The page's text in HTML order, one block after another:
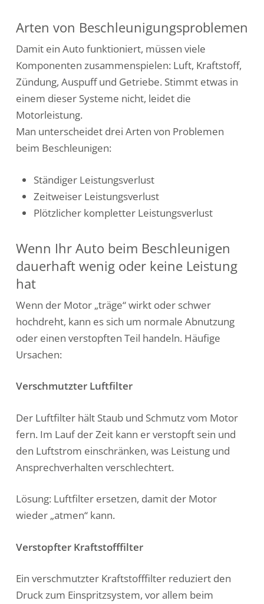
Arten von Beschleunigungsproblemen
Damit ein Auto funktioniert, müssen viele
Komponenten zusammenspielen: Luft, Kraftstoff,
Zündung, Auspuff und Getriebe. Stimmt etwas in
einem dieser Systeme nicht, leidet die
Motorleistung.
Man unterscheidet drei Arten von Problemen
beim Beschleunigen:
Ständiger Leistungsverlust
Zeitweiser Leistungsverlust
Plötzlicher kompletter Leistungsverlust
Wenn Ihr Auto beim Beschleunigen
dauerhaft wenig oder keine Leistung
hat
Wenn der Motor „träge“ wirkt oder schwer
hochdreht, kann es sich um normale Abnutzung
oder einen verstopften Teil handeln. Häufige
Ursachen:
Verschmutzter Luftfilter
Der Luftfilter hält Staub und Schmutz vom Motor
fern. Im Lauf der Zeit kann er verstopft sein und
den Luftstrom einschränken, was Leistung und
Ansprechverhalten verschlechtert.
Lösung: Luftfilter ersetzen, damit der Motor
wieder „atmen“ kann.
Verstopfter Kraftstofffilter
Ein verschmutzter Kraftstofffilter reduziert den
Druck zum Einspritzsystem, vor allem beim